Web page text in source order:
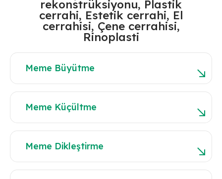
rekonstrüksiyonu, Plastik
cerrahi, Estetik cerrahi, El
cerrahisi, Çene cerrahisi,
Rinoplasti
Meme Büyütme
Meme Küçültme
Meme Dikleştirme